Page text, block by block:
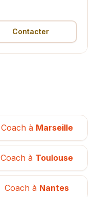
Contacter
Coach à Marseille
Coach à Toulouse
Coach à Nantes